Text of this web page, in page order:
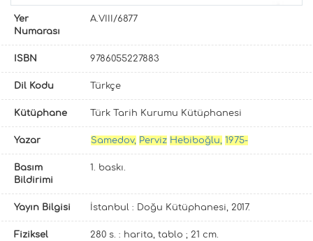
Yer
Numarası
A.VIII/6877
ISBN 9786055227883
Dil Kodu Türkçe
Kütüphane Türk Tarih Kurumu Kütüphanesi
Yazar Samedov, Perviz Hebiboğlu, 1975-
Basım
Bildirimi
1. baskı.
Yayın Bilgisi İstanbul : Doğu Kütüphanesi, 2017.
Fiziksel
280 s. : harita, tablo ; 21 cm.